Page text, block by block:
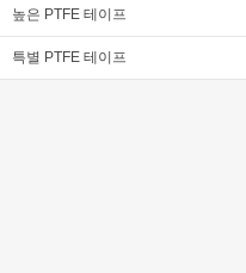
높은 PTFE 테이프
특별 PTFE 테이프